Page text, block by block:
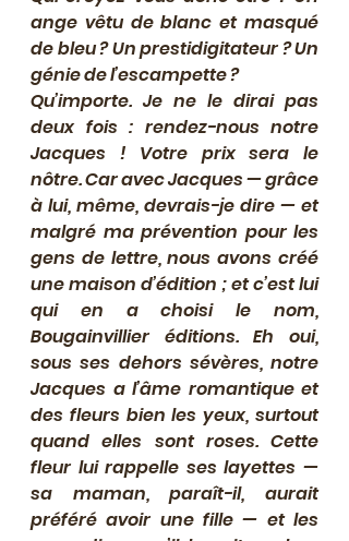
ange vêtu de blanc et masqué
de bleu ? Un prestidigitateur ? Un
génie de l’escampette ?
Qu’importe. Je ne le dirai pas
deux fois : rendez-nous notre
Jacques ! Votre prix sera le
nôtre. Car avec Jacques — grâce
à lui, même, devrais-je dire — et
malgré ma prévention pour les
gens de lettre, nous avons créé
une maison d’édition ; et c’est lui
qui en a choisi le nom,
Bougainvillier éditions. Eh oui,
sous ses dehors sévères, notre
Jacques a l’âme romantique et
des fleurs bien les yeux, surtout
quand elles sont roses. Cette
fleur lui rappelle ses layettes —
sa maman, paraît-il, aurait
préféré avoir une fille — et les